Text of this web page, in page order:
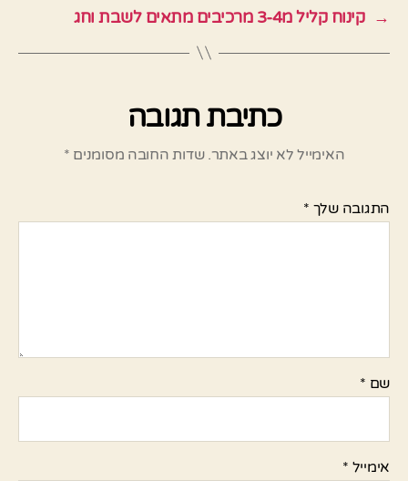
→ קינוח קליל מ3-4 מרכיבים מתאים לשבת וחג
כתיבת תגובה
האימייל לא יוצג באתר. שדות החובה מסומנים *
התגובה שלך *
שם *
אימייל *